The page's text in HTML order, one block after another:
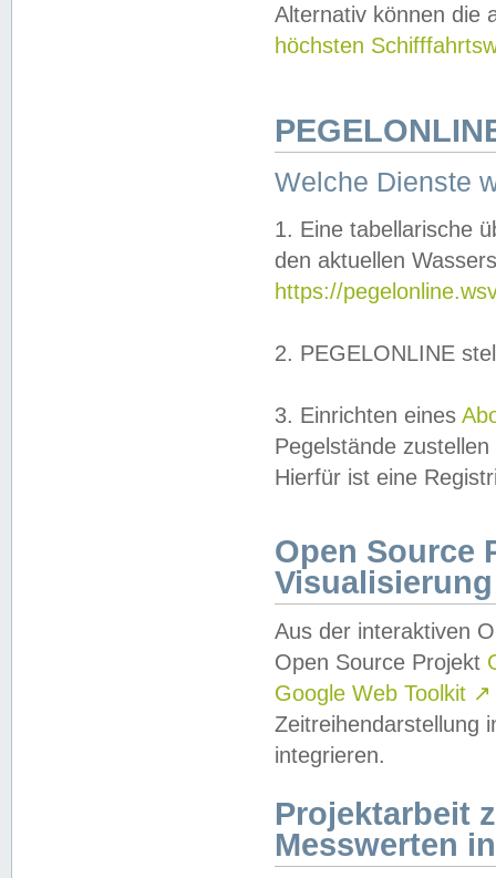
Alternativ können die
höchsten
Welche Dienste
1. Eine tabellarische
den aktuellen
https://
2. PEGELONLINE
3. Einrichten eines
Pegelstände
Hierfür ist eine
Open Source
Visualisierung
Aus der interaktiven
Open Source Projekt
Google Web Toolkit ↗
Zeitreihendarstellung
integrieren.
Projektarbeit
Messwerten